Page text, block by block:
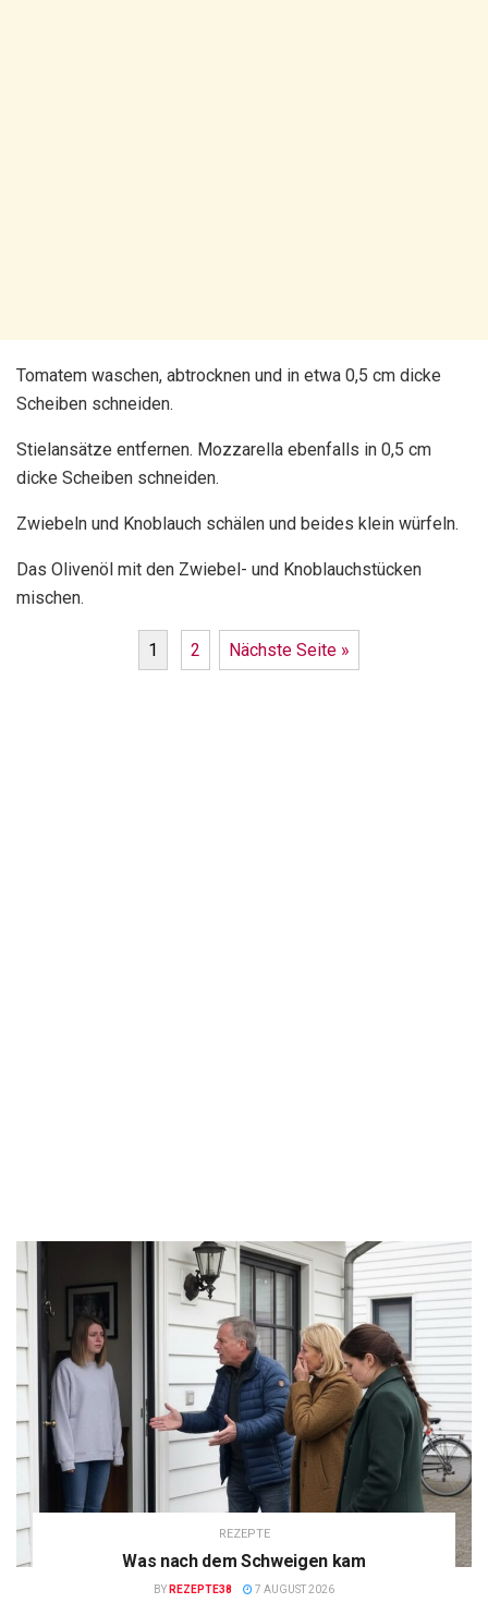
Tomatem waschen, abtrocknen und in etwa 0,5 cm dicke
Scheiben schneiden.
Stielansätze entfernen. Mozzarella ebenfalls in 0,5 cm
dicke Scheiben schneiden.
Zwiebeln und Knoblauch schälen und beides klein würfeln.
Das Olivenöl mit den Zwiebel- und Knoblauchstücken
mischen.
1 2 Nächste Seite »
REZEPTE
Was nach dem Schweigen kam
BY REZEPTE38 7 AUGUST 2026